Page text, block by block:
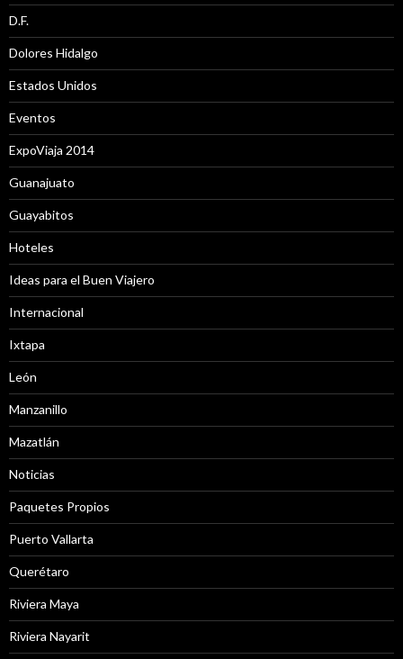
D.F.
Dolores Hidalgo
Estados Unidos
Eventos
ExpoViaja 2014
Guanajuato
Guayabitos
Hoteles
Ideas para el Buen Viajero
Internacional
Ixtapa
León
Manzanillo
Mazatlán
Noticias
Paquetes Propios
Puerto Vallarta
Querétaro
Riviera Maya
Riviera Nayarit